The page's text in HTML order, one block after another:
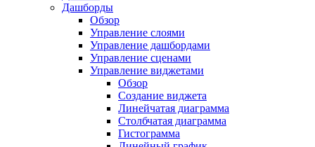
Дашборды
Обзор
Управление слоями
Управление дашбордами
Управление сценами
Управление виджетами
Обзор
Создание виджета
Линейчатая диаграмма
Столбчатая диаграмма
Гистограмма